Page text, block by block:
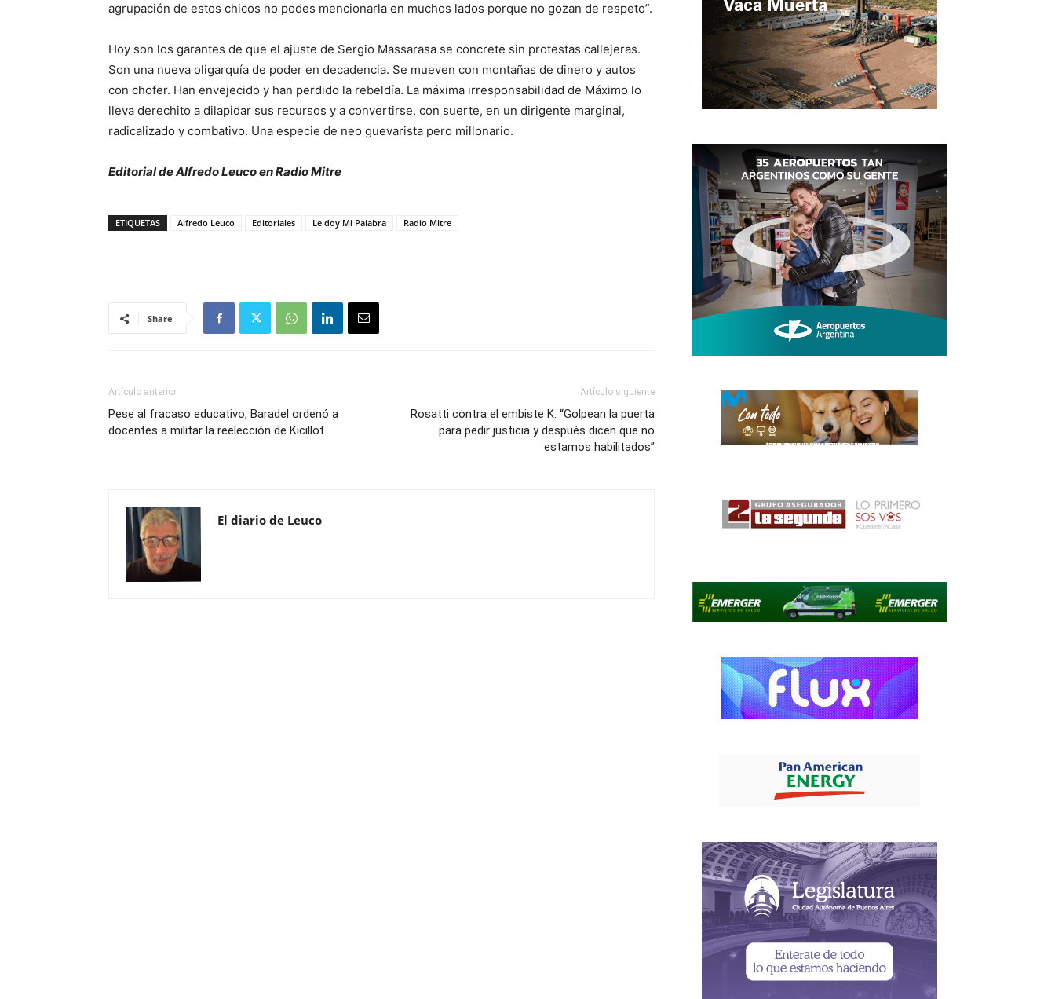
agrupación de estos chicos no podes mencionarla en muchos lados porque no gozan de respeto”.
Hoy son los garantes de que el ajuste de Sergio Massarasa se concrete sin protestas callejeras.
Son una nueva oligarquía de poder en decadencia. Se mueven con montañas de dinero y autos
con chofer. Han envejecido y han perdido la rebeldía. La máxima irresponsabilidad de Máximo lo
lleva derechito a dilapidar sus recursos y a convertirse, con suerte, en un dirigente marginal,
radicalizado y combativo. Una especie de neo guevarista pero millonario.
Editorial de Alfredo Leuco en Radio Mitre
ETIQUETAS Alfredo Leuco Editoriales Le doy Mi Palabra Radio Mitre
Share
Artículo anterior
Pese al fracaso educativo, Baradel ordenó a
docentes a militar la reelección de Kicillof
Artículo siguiente
Rosatti contra el embiste K: “Golpean la puerta
para pedir justicia y después dicen que no
estamos habilitados”
El diario de Leuco